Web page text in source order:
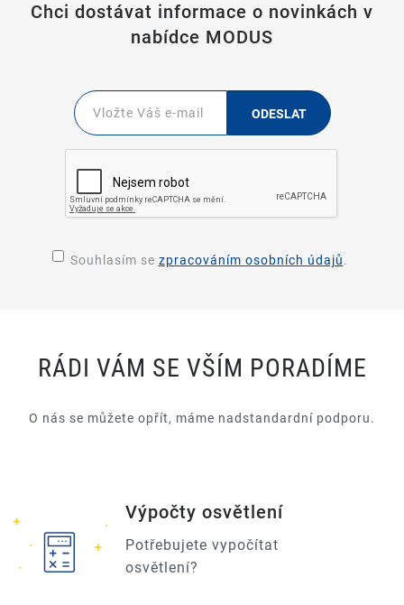
Chci dostávat informace o novinkách v
nabídce MODUS
ODESLAT
Souhlasím se zpracováním osobních údajů.
RÁDI VÁM SE VŠÍM PORADÍME
O nás se můžete opřít, máme nadstandardní podporu.
Výpočty osvětlení
Potřebujete vypočítat
osvětlení?